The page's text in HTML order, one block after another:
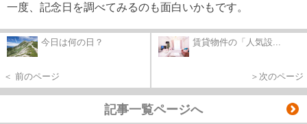
一度、記念日を調べてみるのも面白いかもです。
今日は何の日？
＜ 前のページ
賃貸物件の「人気設...
＞次のページ
記事一覧ページへ